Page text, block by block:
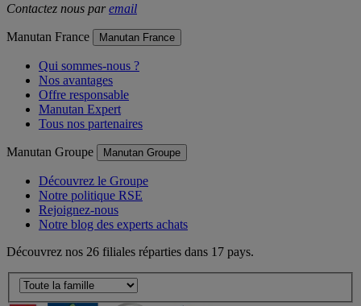
Contactez nous paremail
Manutan France Manutan France
Qui sommes-nous ?
Nos avantages
Offre responsable
Manutan Expert
Tous nos partenaires
Manutan Groupe Manutan Groupe
Découvrez le Groupe
Notre politique RSE
Rejoignez-nous
Notre blog des experts achats
Découvrez nos 26 filiales réparties dans 17 pays.